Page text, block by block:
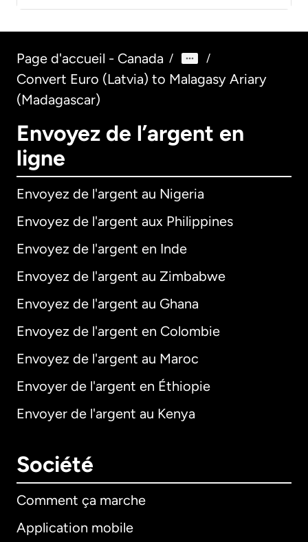
Page d'accueil - Canada / /
Convert Euro (Latvia) to Malagasy Ariary
(Madagascar)
Envoyez de l’argent en
ligne
Envoyez de l'argent au Nigeria
Envoyez de l'argent aux Philippines
Envoyez de l'argent en Inde
Envoyez de l'argent au Zimbabwe
Envoyez de l'argent au Ghana
Envoyez de l'argent en Colombie
Envoyez de l'argent au Maroc
Envoyer de l'argent en Éthiopie
Envoyer de l'argent au Kenya
Société
Comment ça marche
Application mobile